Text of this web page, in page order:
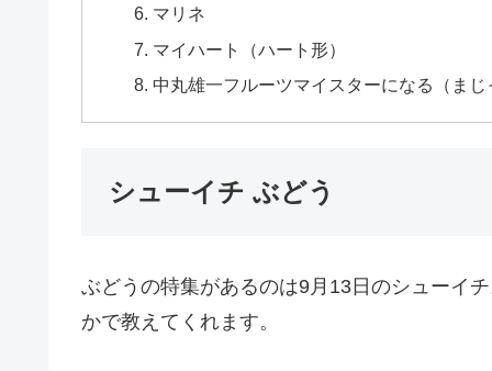
マリネ
マイハート（ハート形）
中丸雄一フルーツマイスターになる（まじ
シューイチ ぶどう
ぶどうの特集があるのは9月13日のシューイ
かで教えてくれます。